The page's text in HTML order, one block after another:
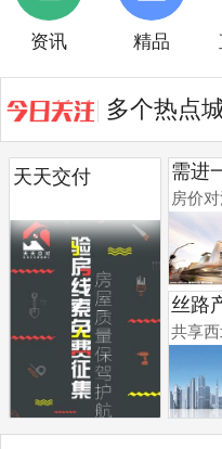
资讯 精品
光谷启动
天天交付 需进
房价
丝路
共享